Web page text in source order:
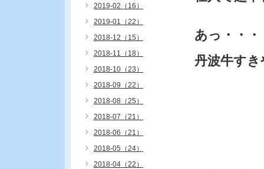
あっ・・・
丹波牛す
2019-02（16）
2019-01（22）
2018-12（15）
2018-11（18）
2018-10（23）
2018-09（22）
2018-08（25）
2018-07（21）
2018-06（21）
2018-05（24）
2018-04（22）